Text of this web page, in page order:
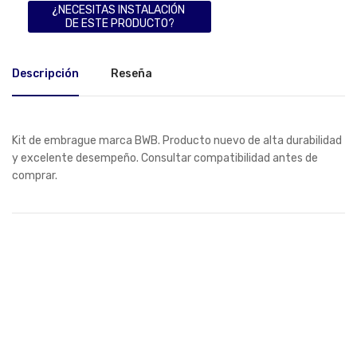
¿NECESITAS INSTALACIÓN
DE ESTE PRODUCTO?
Descripción Reseña
Kit de embrague marca BWB. Producto nuevo de alta durabilidad
y excelente desempeño. Consultar compatibilidad antes de
comprar.